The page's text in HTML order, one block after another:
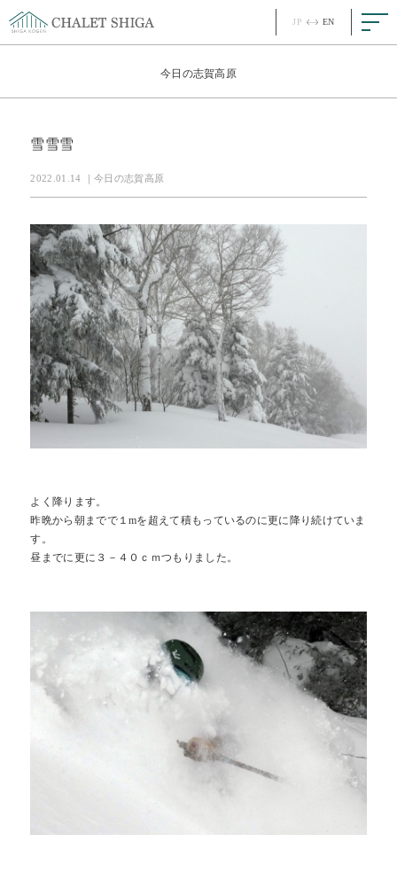
JP EN
今日の志賀高原
雪雪雪
2022.01.14 ｜今日の志賀高原
よく降ります。
昨晩から朝までで１mを超えて積もっているのに更に降り続けていま
す。
昼までに更に３－４０ｃｍつもりました。
JP EN
Meal お食事
Facility 館内
News 最新情報
FAQ ご質問
お問合せ
Access
交通アクセス
BEST RATE
空室検索